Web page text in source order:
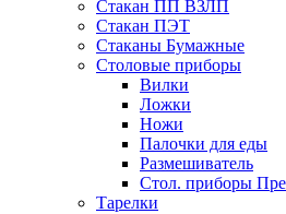
Стакан ПП ВЗЛП
Стакан ПЭТ
Стаканы Бумажные
Столовые приборы
Вилки
Ложки
Ножи
Палочки для еды
Размешиватель
Стол. приборы
Тарелки